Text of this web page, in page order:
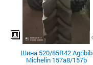
Шина 520/85R42 Agribib
Michelin 157a8/157b